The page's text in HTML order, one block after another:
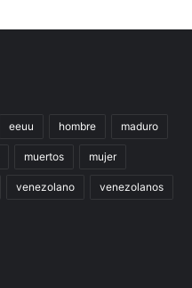
eeuu hombre maduro
muertos mujer
venezolano venezolanos